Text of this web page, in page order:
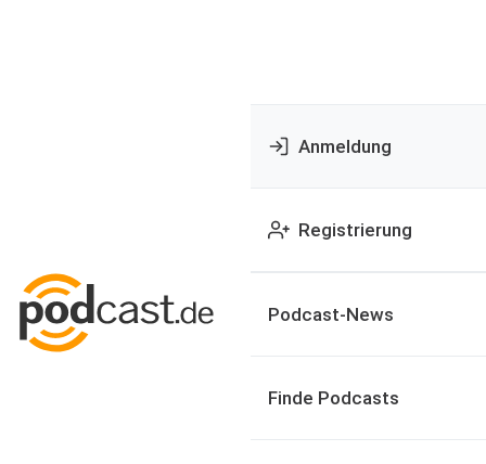
Anmeldung
Registrierung
Podcast-News
Finde Podcasts